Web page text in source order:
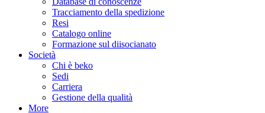
Tracciamento della spedizione
Resi
Catalogo online
Formazione sul diisocianato
Società
Chi è beko
Sedi
Carriera
Gestione della qualità
More